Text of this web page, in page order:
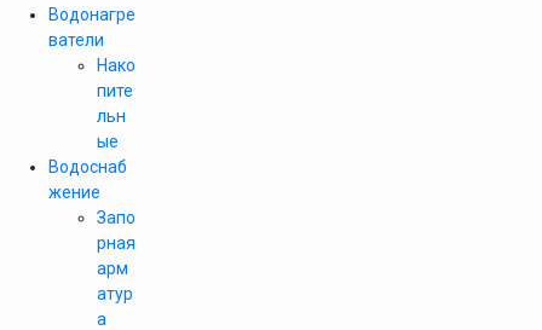
Водонагре
ватели
Нако
пите
льн
ые
Водоснаб
жение
Запо
рная
арм
атур
а